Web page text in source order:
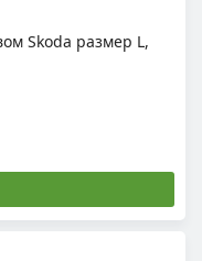
Skoda размер L,